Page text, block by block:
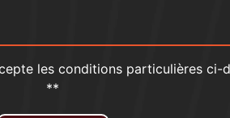
les conditions particulières ci-
**